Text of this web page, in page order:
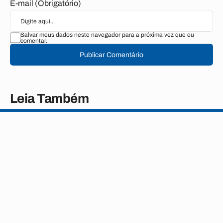
E-mail (Obrigatório)
Salvar meus dados neste navegador para a próxima vez que eu
comentar.
Publicar Comentário
Leia Também